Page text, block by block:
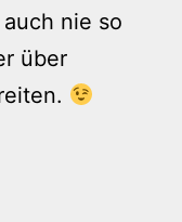
nie so
über